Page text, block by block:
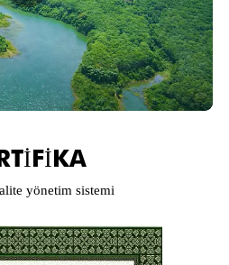
yönetim sistemi